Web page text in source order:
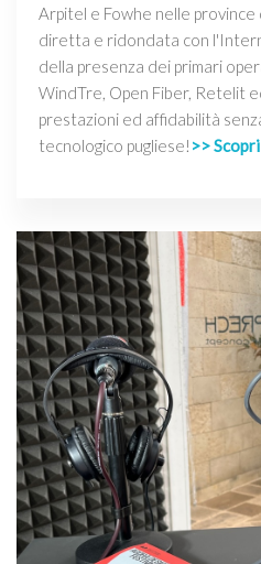
Arpitel e Fowhe nelle province
diretta e ridondata con
della presenza dei primari
WindTre, Open Fiber, Retelit
prestazioni ed affidabilità
tecnologico pugliese! >>